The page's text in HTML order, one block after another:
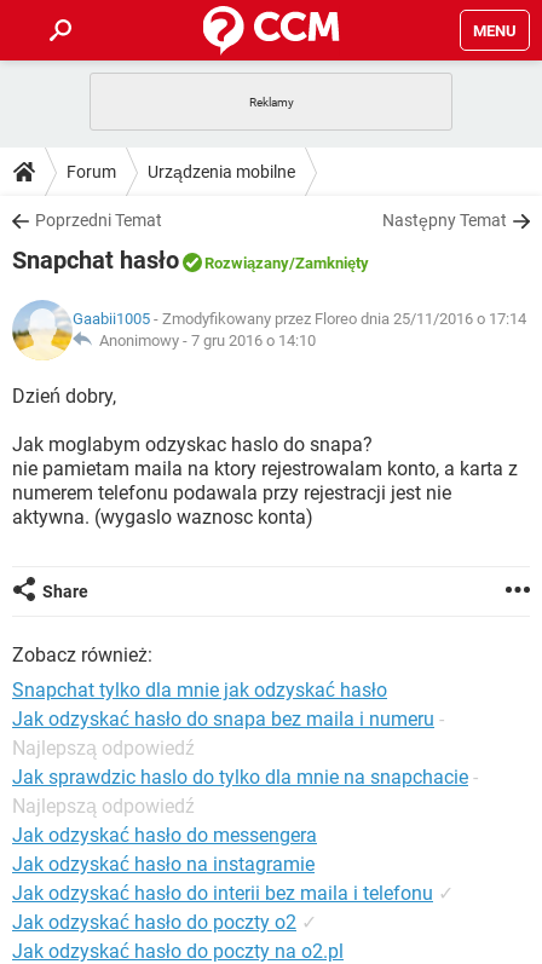
MENU
GRY WHATSAPP
SPOTIFY
INSTAGRAM FACEBOOK
WINDOWS 10
PORADY
PlayStation TIKTOK
INSTAGRAM FACEBOOK
WINDOWS 10
DO POBRANIA
ANDROID TIKTOK
GRY
IOS NETFLIX
INSTAGRAM
FORUM
COVID-19 TIKTOK
GRY
SPOTIFY
INSTAGRAM FACEBOOK
WINDOWS 10
ARTYKUŁY
COVID-19
SPOTIFY NETFLIX
INSTAGRAM FACEBOOK
Forum Urządzenia mobilne
Poprzedni Temat Następny Temat
Snapchat hasło Rozwiązany/Zamknięty
Gaabii1005 - Zmodyfikowany przez Floreo dnia 25/11/2016 o 17:14
Anonimowy - 7 gru 2016 o 14:10
Dzień dobry,
Jak moglabym odzyskac haslo do snapa?
nie pamietam maila na ktory rejestrowalam konto, a karta z
numerem telefonu podawala przy rejestracji jest nie
aktywna. (wygaslo waznosc konta)
Share
Zobacz również:
Snapchat tylko dla mnie jak odzyskać hasło
Jak odzyskać hasło do snapa bez maila i numeru -
Najlepszą odpowiedź
Jak sprawdzic haslo do tylko dla mnie na snapchacie -
Najlepszą odpowiedź
Jak odzyskać hasło do messengera
Jak odzyskać hasło na instagramie
Jak odzyskać hasło do interii bez maila i telefonu ✓
Jak odzyskać hasło do poczty o2 ✓
Jak odzyskać hasło do poczty na o2.pl